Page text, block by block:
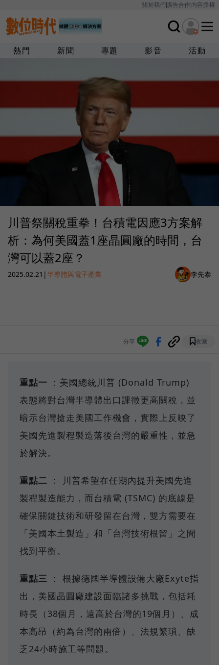
關於我們廣告合作內容授權
熱門 新聞 專題 影音 活動
川普祭關稅重拳！台積電因應3方案解
析：為何美國蓋1座晶圓廠的時間，台
灣可以蓋2座？
2025.02.21 |半導體與電子產業 李先泰
分享 收藏
重點一 ：美國總統川普 (Donald Trump)
表態將對台灣半導體出口課徵更高關稅，並
暗示台灣搶走美國工作機會，實際上反映了
美國先進製程製造落後台灣的嚴重性，並急
於解決。
重點二 ： 川普希望在任期內提升美國先進
製程製造能力，而台積電 (TSMC) 的底線是
確保關鍵技術和研發留在台灣，雙方需要在
「美國本土製造」和「台灣技術根留」之間
找到平衡。
重點三 ： 根據德國半導體設備大廠Exyte指
出，美國晶圓廠建設面臨諸多挑戰，包括耗
時長（38個月，遠高於台灣的19個月）、成
本高昂（約為台灣的兩倍）、法規繁瑣、缺
乏24小時施工等問題。